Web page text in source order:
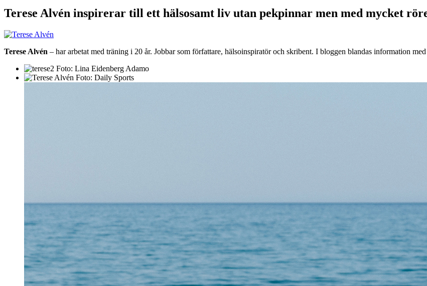
Terese Alvén inspirerar till ett hälsosamt liv utan pekpinnar men med mycket
Terese Alvén – har arbetat med träning i 20 år. Jobbar som författare, hälsoinspiratör och skribent. I bloggen blandas information
Foto: Lina Eidenberg Adamo
Foto: Daily Sports